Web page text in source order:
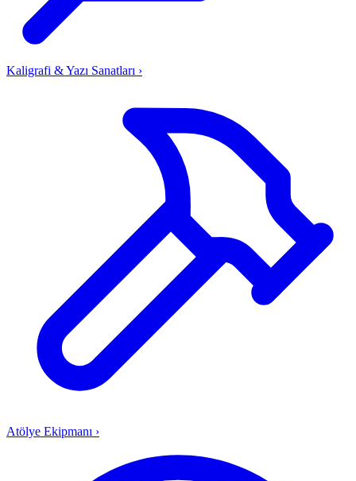
Kaligrafi & Yazı Sanatları ›
Atölye Ekipmanı ›